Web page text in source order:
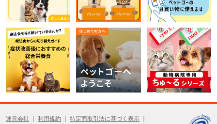
運営会社 利用規約
特定商取引法に基づく表示